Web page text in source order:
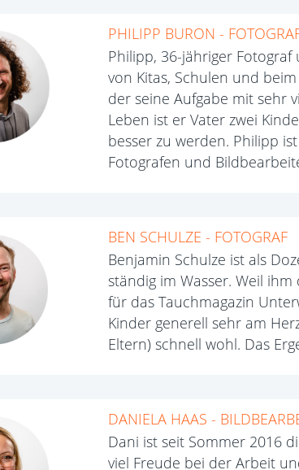
PHILIPP BURON -
Philipp, 36-jähriger
von Kitas, Schulen und
der seine Aufgabe mit sehr
Leben ist er Vater zwei
besser zu werden. Philipp
Fotografen und
BEN SCHULZE - FOTOGRAF
Benjamin Schulze ist als
ständig im Wasser. Weil
für das Tauchmagazin
Kinder generell sehr am
Eltern) schnell wohl. Das
DANIELA HAAS -
Dani ist seit Sommer 2016
viel Freude bei der Arbeit